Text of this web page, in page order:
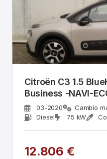
Citroën C3 1.5
Business -NAVI-
03-2020 Cambio
Diesel
75 kW
12.806 €